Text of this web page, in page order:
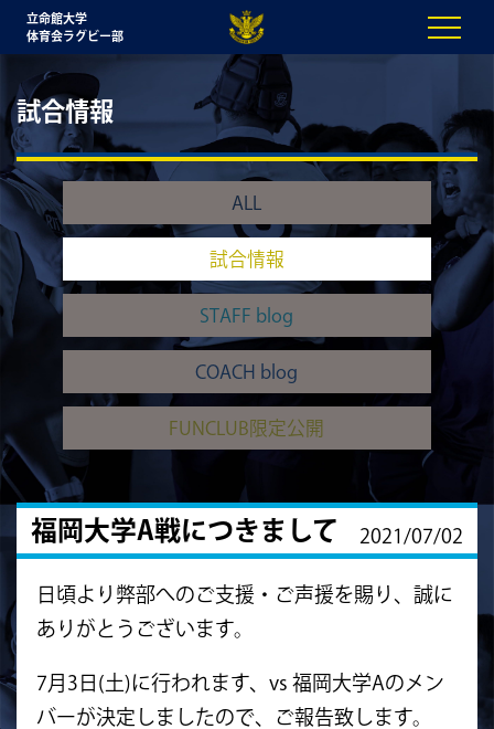
立命館大学
体育会ラグビー部
試合情報
ALL
試合情報
STAFF blog
COACH blog
FUNCLUB限定公開
福岡大学A戦につきまして 2021/07/02
日頃より弊部へのご支援・ご声援を賜り、誠に
ありがとうございます。
7月3日(土)に行われます、vs 福岡大学Aのメン
バーが決定しましたので、ご報告致します。